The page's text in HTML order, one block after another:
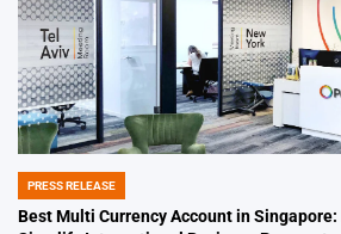
POSTED
IN
PRESS RELEASE
Best Multi Currency Account in Singapore: